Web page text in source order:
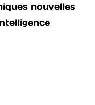
nouvelles